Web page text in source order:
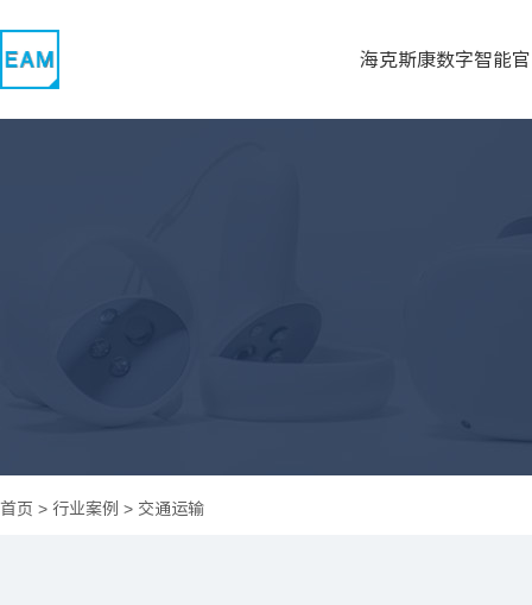
海克斯康数字智能
首页 > 行业案例 > 交通运输